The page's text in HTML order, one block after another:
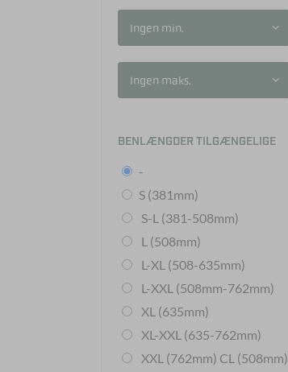
Ingen min.
Ingen maks.
BENLÆNGDER TILGÆNGELIGE
-
S (381mm)
S-L (381-508mm)
L (508mm)
L-XL (508-635mm)
L-XXL (508mm-762mm)
XL (635mm)
XL-XXL (635-762mm)
XXL (762mm) CL (508mm)